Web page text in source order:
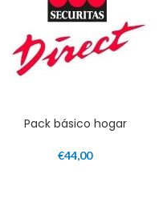
Pack básico hogar
€44,00